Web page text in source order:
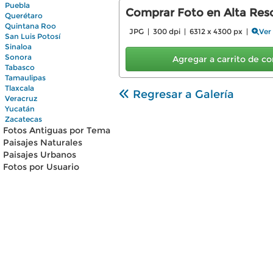
Puebla
Querétaro
Quintana Roo
San Luis Potosí
Sinaloa
Sonora
Tabasco
Tamaulipas
Tlaxcala
Veracruz
Yucatán
Zacatecas
Fotos Antiguas por Tema
Paisajes Naturales
Paisajes Urbanos
Fotos por Usuario
Comprar Foto en Alta
JPG | 300 dpi | 6312 x 4300 px |
Agregar a carrito de
Regresar a Galería